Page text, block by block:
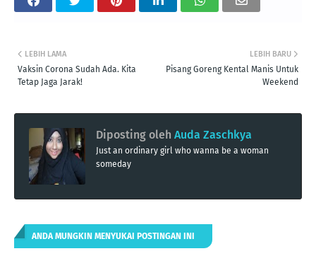
LEBIH BARU
Pisang Goreng Kental Manis Untuk
Weekend
LEBIH LAMA
Vaksin Corona Sudah Ada. Kita
Tetap Jaga Jarak!
Diposting oleh Auda Zaschkya
Just an ordinary girl who wanna be a woman
someday
ANDA MUNGKIN MENYUKAI POSTINGAN INI